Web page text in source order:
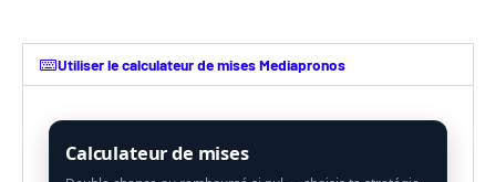
Utiliser le calculateur de mises Mediapronos
Calculateur de mises